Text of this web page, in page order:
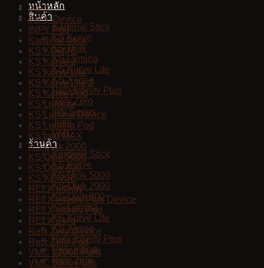
หน้าหลัก
สินค้า
Kardinal Stick
KS Kurve
KS Quik
KS Lumina
KS Kurve Lite
KS Xense
Relx Infinity Plus
Relx Zero
Infy Series
Jues
VMC
ร้านค้า
Kardinal Stick
KS Kurve
KS Quik 5000
KS Quik 2000
KS Quik 800
KS Lumina
KS Kurve Lite
KS Xense
Relx Infinity Plus
Relx Infinity
Relx Zero
INFY
INFY Device
INFY Pod
Kardinal Stick
KS KURVE
KS Kurve 2
KS Kurve Lite
KS Kurve Lite 2
KS Kurve Pod
KS Lumina
KS Lumina Device
KS Lumina Pod
KS pod MAX
KS Quik 2000
KS Quik 5000
KS Quik 800
KS XENSE
RELX Infinity
RELX Infinity Plus Device
RELX Infinity Pod
RELX Zero
Relx Zero Device
Relx Zero Pod
VMC 12000 Puffs
VMC 5000 Puffs